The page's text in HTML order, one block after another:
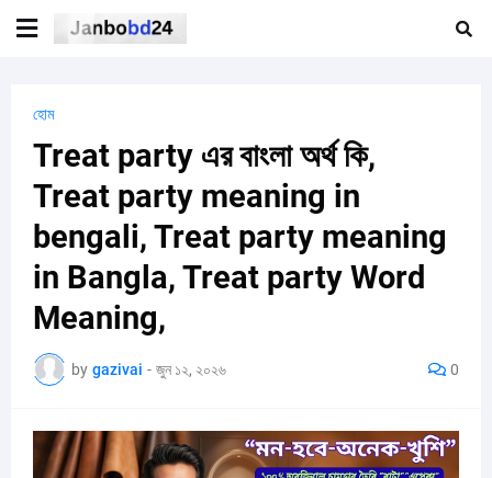
হোম
Treat party এর বাংলা অর্থ কি,
Treat party meaning in
bengali, Treat party meaning
in Bangla, Treat party Word
Meaning,
by gazivai - জুন ১২, ২০২৬ 0